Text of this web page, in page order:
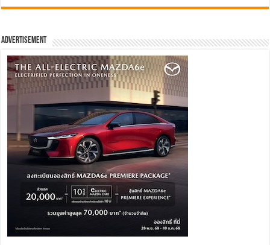
Advertisement